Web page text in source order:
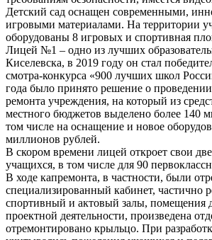
Детский сад оснащен современными,
игровыми материалами. На территории
оборудованы 8 игровых и спортивная
Лицей №1 – одно из лучших
Киселевска, в 2019 году он стал
смотра-конкурса «900 лучших школ
года было принято решение о
ремонта учреждения, на который из
местного бюджетов выделено более 140
том числе на оснащение и новое
миллионов рублей.
В скором времени лицей откроет свои
учащихся, в том числе для 90
В ходе капремонта, в частности, были
специализированный кабинет, частично
спортивный и актовый залы, помещения
проектной деятельности, произведена
отремонтировано крыльцо. При